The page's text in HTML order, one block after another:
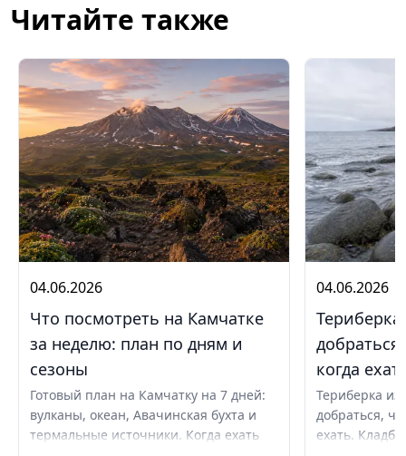
Читайте также
04.06.2026
Что посмотреть на Камчатке
за неделю: план по дням и
сезоны
Готовый план на Камчатку на 7 дней:
вулканы, океан, Авачинская бухта и
термальные источники. Когда ехать
04.06.2026
когда
Териберка
добраться,
ехать.